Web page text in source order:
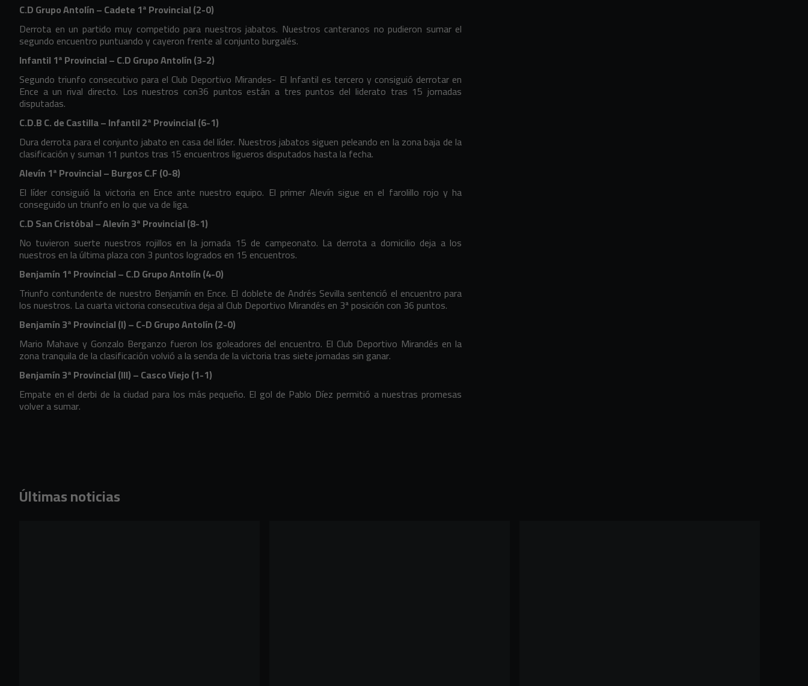
C.D Grupo Antolín – Cadete 1ª Provincial (2-0)
Derrota en un partido muy competido para nuestros jabatos. Nuestros canteranos no pudieron sumar el
segundo encuentro puntuando y cayeron frente al conjunto burgalés.
Infantil 1ª Provincial – C.D Grupo Antolín (3-2)
Segundo triunfo consecutivo para el Club Deportivo Mirandes- El Infantil es tercero y consiguió derrotar en
Ence a un rival directo. Los nuestros con36 puntos están a tres puntos del liderato tras 15 jornadas
disputadas.
C.D.B C. de Castilla – Infantil 2ª Provincial (6-1)
Dura derrota para el conjunto jabato en casa del líder. Nuestros jabatos siguen peleando en la zona baja de la
clasificación y suman 11 puntos tras 15 encuentros ligueros disputados hasta la fecha.
Alevín 1ª Provincial – Burgos C.F (0-8)
El líder consiguió la victoria en Ence ante nuestro equipo. El primer Alevín sigue en el farolillo rojo y ha
conseguido un triunfo en lo que va de liga.
C.D San Cristóbal – Alevín 3ª Provincial (8-1)
No tuvieron suerte nuestros rojillos en la jornada 15 de campeonato. La derrota a domicilio deja a los
nuestros en la última plaza con 3 puntos logrados en 15 encuentros.
Benjamín 1ª Provincial – C.D Grupo Antolín (4-0)
Triunfo contundente de nuestro Benjamín en Ence. El doblete de Andrés Sevilla sentenció el encuentro para
los nuestros. La cuarta victoria consecutiva deja al Club Deportivo Mirandés en 3ª posición con 36 puntos.
Benjamín 3ª Provincial (I) – C-D Grupo Antolín (2-0)
Mario Mahave y Gonzalo Berganzo fueron los goleadores del encuentro. El Club Deportivo Mirandés en la
zona tranquila de la clasificación volvió a la senda de la victoria tras siete jornadas sin ganar.
Benjamín 3ª Provincial (III) – Casco Viejo (1-1)
Empate en el derbi de la ciudad para los más pequeño. El gol de Pablo Díez permitió a nuestras promesas
volver a sumar.
Últimas noticias